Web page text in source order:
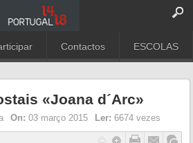
Contactos ESCOLAS
«Joana d´Arc»
On: 03 março 2015 Ler: 6674 vezes